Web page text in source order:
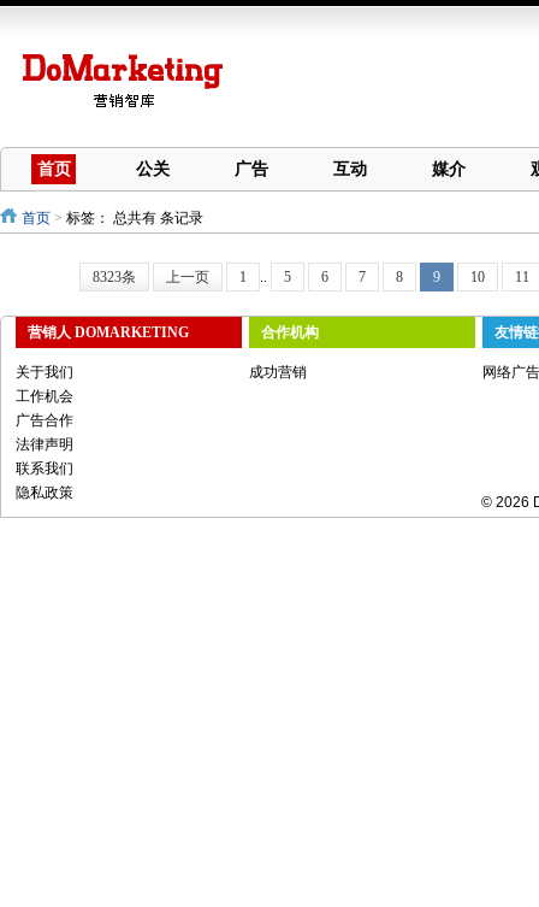
首页 公关 广告 互动 媒介
首页 > 标签： 总共有 条记录
8323条 上一页 1 .. 5 6 7 8 9 10 11
营销人 DOMARKETING
关于我们
工作机会
广告合作
法律声明
联系我们
隐私政策
合作机构
成功营销
友情
网络广
© 2026